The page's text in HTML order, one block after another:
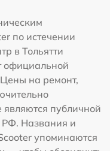
по истечении
в Тольятти
официальной
на ремонт,
публичной
РФ. Названия и
упоминаются